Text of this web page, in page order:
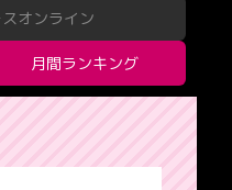
オンライン
月間ランキング